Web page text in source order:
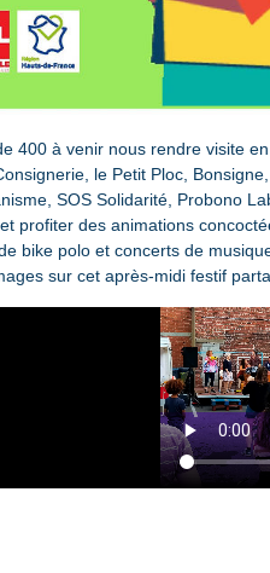
400 à venir nous rendre visite
le Petit Ploc,
SOS Solidarité, Probono
profiter des animations
bike polo et concerts de
sur cet après-midi festif